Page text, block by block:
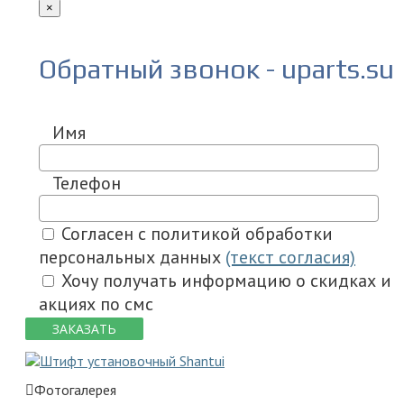
×
Обратный звонок - uparts.su
Имя
Телефон
Согласен с политикой обработки
персональных данных (текст согласия)
Хочу получать информацию о скидках и
акциях по смс
ЗАКАЗАТЬ
Фотогалерея